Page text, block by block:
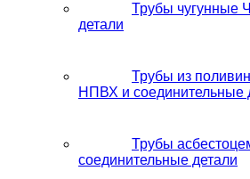
Трубы чугунные
детали
Трубы из
НПВХ и соединительные
Трубы
соединительные детали